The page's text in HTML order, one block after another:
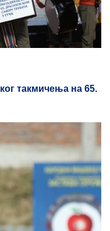
такмичења на 65.